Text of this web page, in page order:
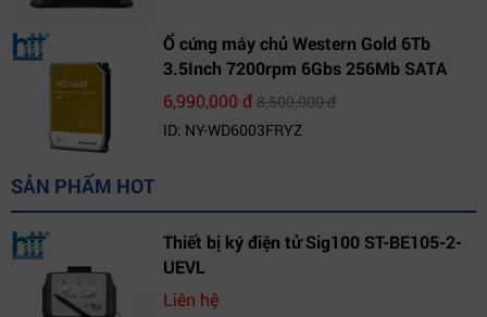
Ổ cứng máy chủ Western Gold 6Tb
3.5Inch 7200rpm 6Gbs 256Mb SATA
(WD6003FRYZ)
6,990,000 đ8,500,000 đ
ID: NY-WD6003FRYZ
SẢN PHẨM HOT
Thiết bị ký điện tử Sig100 ST-BE105-2-
UEVL
Liên hệ